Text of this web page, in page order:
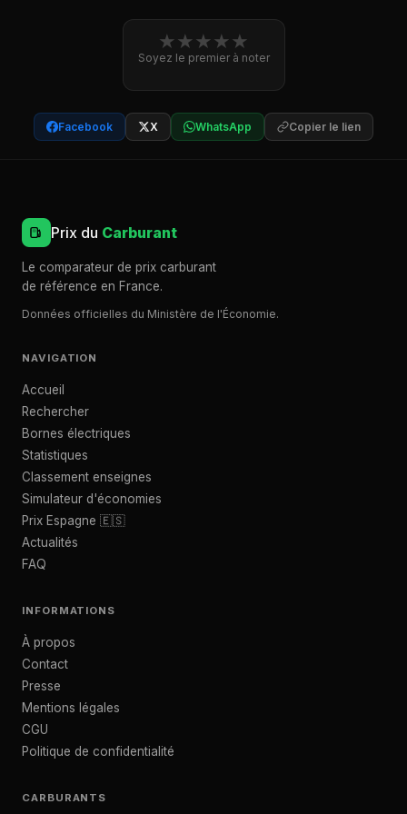
★★★★★
Soyez le premier à noter
Facebook X WhatsApp Copier le lien
Prix du Carburant
Le comparateur de prix carburant
de référence en France.
Données officielles du Ministère de l'Économie.
NAVIGATION
Accueil
Rechercher
Bornes électriques
Statistiques
Classement enseignes
Simulateur d'économies
Prix Espagne 🇪🇸
Actualités
FAQ
INFORMATIONS
À propos
Contact
Presse
Mentions légales
CGU
Politique de confidentialité
CARBURANTS